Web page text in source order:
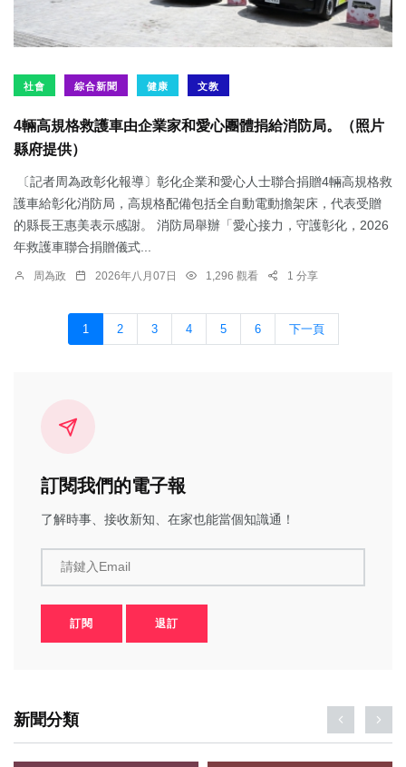
社會 綜合新聞 健康 文教
4輛高規格救護車由企業家和愛心團體捐給消防局。（照片
縣府提供）
〔記者周為政彰化報導〕彰化企業和愛心人士聯合捐贈4輛高規格救
護車給彰化消防局，高規格配備包括全自動電動擔架床，代表受贈
的縣長王惠美表示感謝。 消防局舉辦「愛心接力，守護彰化，2026
年救護車聯合捐贈儀式...
周為政 2026年八月07日 1,296 觀看 1 分享
1 2 3 4 5 6 下一頁
訂閱我們的電子報
了解時事、接收新知、在家也能當個知識通！
請鍵入Email
訂閱 退訂
新聞分類